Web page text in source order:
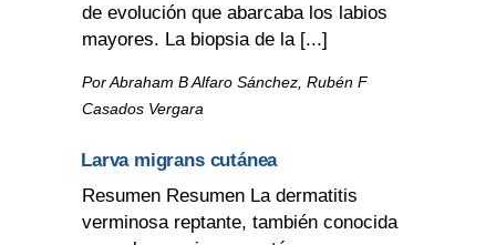
de evolución que abarcaba los labios
mayores. La biopsia de la [...]
Por Abraham B Alfaro Sánchez, Rubén F
Casados Vergara
Larva migrans cutánea
Resumen Resumen La dermatitis
verminosa reptante, también conocida